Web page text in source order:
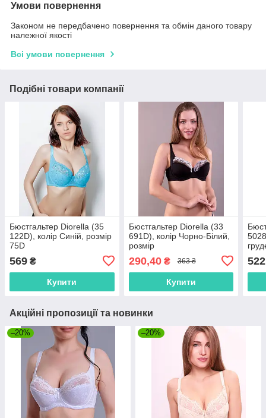
Умови повернення
Законом не передбачено повернення та обмін даного товару
належної якості
Всі умови повернення
Подібні товари компанії
Бюстгальтер Diorella (35
122D), колір Синій, розмір
75D
569 ₴
Купити
Бюстгальтер Diorella (33
691D), колір Чорно-Білий,
розмір
290,40₴ 363 ₴
Купити
522
Акційні пропозиції та новинки
–20% –20%